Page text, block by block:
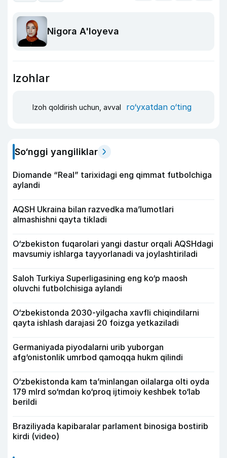
Nigora A'loyeva
Izohlar
Izoh qoldirish uchun, avval ro‘yxatdan o‘ting
So‘nggi yangiliklar
Diomande “Real” tarixidagi eng qimmat futbolchiga
aylandi
AQSH Ukraina bilan razvedka ma’lumotlari
almashishni qayta tikladi
O‘zbekiston fuqarolari yangi dastur orqali AQSHdagi
mavsumiy ishlarga tayyorlanadi va joylashtiriladi
Saloh Turkiya Superligasining eng ko‘p maosh
oluvchi futbolchisiga aylandi
O‘zbekistonda 2030-yilgacha xavfli chiqindilarni
qayta ishlash darajasi 20 foizga yetkaziladi
Germaniyada piyodalarni urib yuborgan
afg‘onistonlik umrbod qamoqqa hukm qilindi
O‘zbekistonda kam ta’minlangan oilalarga olti oyda
179 mlrd so‘mdan ko‘proq ijtimoiy keshbek to‘lab
berildi
Braziliyada kapibaralar parlament binosiga bostirib
kirdi (video)